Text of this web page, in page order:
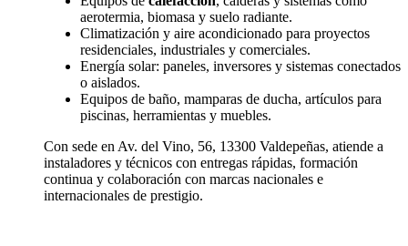
aerotermia, biomasa y suelo radiante.
Climatización y aire acondicionado para proyectos
residenciales, industriales y comerciales.
Energía solar: paneles, inversores y sistemas conectados
o aislados.
Equipos de baño, mamparas de ducha, artículos para
piscinas, herramientas y muebles.
Con sede en Av. del Vino, 56, 13300 Valdepeñas, atiende a
instaladores y técnicos con entregas rápidas, formación
continua y colaboración con marcas nacionales e
internacionales de prestigio.